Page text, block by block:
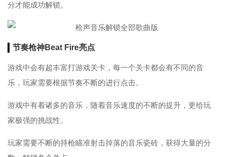
分才能成功解锁。
节奏枪神Beat Fire亮点
游戏中会有超丰富打游戏关卡，每一个关卡都会有不同的音
乐，玩家需要根据节奏不断的进行点击。
游戏中有着诸多的音乐，随着音乐速度的不断的提升，更给玩
家极强的挑战性。
玩家需要不断的持枪瞄准射击掉落的音乐瓷砖，获得大量的分